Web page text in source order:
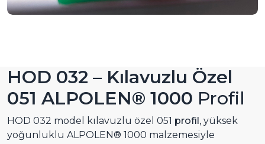
HOD 032 – Kılavuzlu Özel
051 ALPOLEN® 1000 Profil
HOD 032 model kılavuzlu özel 051 profil, yüksek
yoğunluklu ALPOLEN® 1000 malzemesiyle